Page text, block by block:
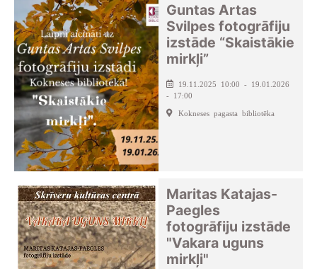
Guntas Artas
Svilpes fotogrāfiju
izstāde “Skaistākie
mirkļi”
19.11.2025 10:00 - 19.01.2026
- 17:00
Kokneses pagasta bibliotēka
Maritas Katajas-
Paegles
fotogrāfiju izstāde
"Vakara uguns
mirkļi"